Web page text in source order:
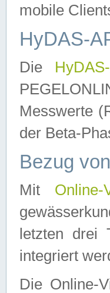
mobile
HyDAS-
Die
Messwerte
der Beta-
Bezug
Mit
letzten drei
integriert
Die Online-